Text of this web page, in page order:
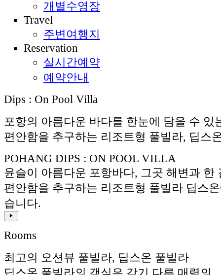
개별수영장
Travel
주변여행지
Reservation
실시간예약
예약안내
Dips : On Pool Villa
포항의 아름다운 바다를 한눈에 담을 수 있
편안함을 추구하는 리조트형 풀빌라, 딥스
POHANG DIPS : ON POOL VILLA
윤슬이 아름다운 포항바다, 그곳 해변과 한
편안함을 추구하는 리조트형 풀빌라 딥스
습니다.
Rooms
최고의 오션뷰 풀빌라, 딥스온 풀빌라